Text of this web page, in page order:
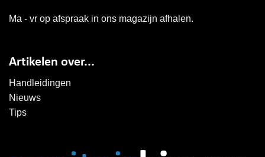
Ma - vr op afspraak in ons magazijn afhalen.
Artikelen over...
Handleidingen
Nieuws
Tips